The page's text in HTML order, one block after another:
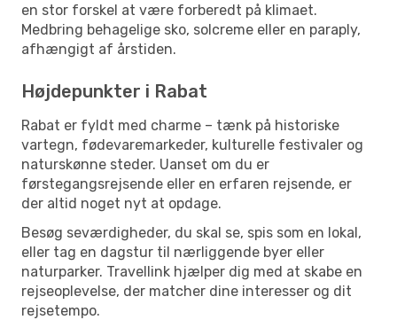
en stor forskel at være forberedt på klimaet.
Medbring behagelige sko, solcreme eller en paraply,
afhængigt af årstiden.
Højdepunkter i Rabat
Rabat er fyldt med charme – tænk på historiske
vartegn, fødevaremarkeder, kulturelle festivaler og
naturskønne steder. Uanset om du er
førstegangsrejsende eller en erfaren rejsende, er
der altid noget nyt at opdage.
Besøg seværdigheder, du skal se, spis som en lokal,
eller tag en dagstur til nærliggende byer eller
naturparker. Travellink hjælper dig med at skabe en
rejseoplevelse, der matcher dine interesser og dit
rejsetempo.